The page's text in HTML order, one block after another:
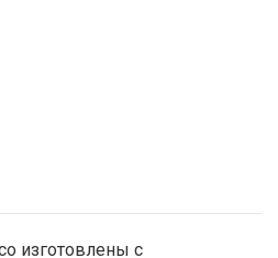
изготовлены с